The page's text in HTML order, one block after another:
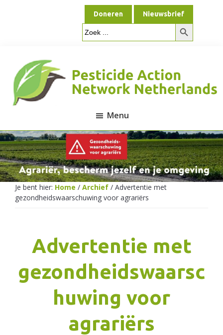
Doneren Nieuwsbrief
Zoek
naar:
Zoekknop
Pesticide
Action
Network
Netherlands
Menu
Je bent hier: Home / Archief / Advertentie met
gezondheidswaarschuwing voor agrariërs
Advertentie met
gezondheidswaarsc
huwing voor
agrariërs